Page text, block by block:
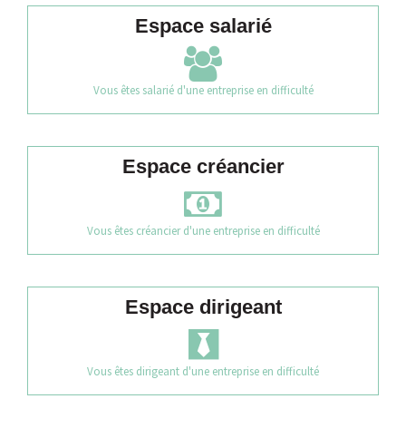
Espace salarié
Vous êtes salarié d'une entreprise en difficulté
Espace créancier
Vous êtes créancier d'une entreprise en difficulté
Espace dirigeant
Vous êtes dirigeant d'une entreprise en difficulté